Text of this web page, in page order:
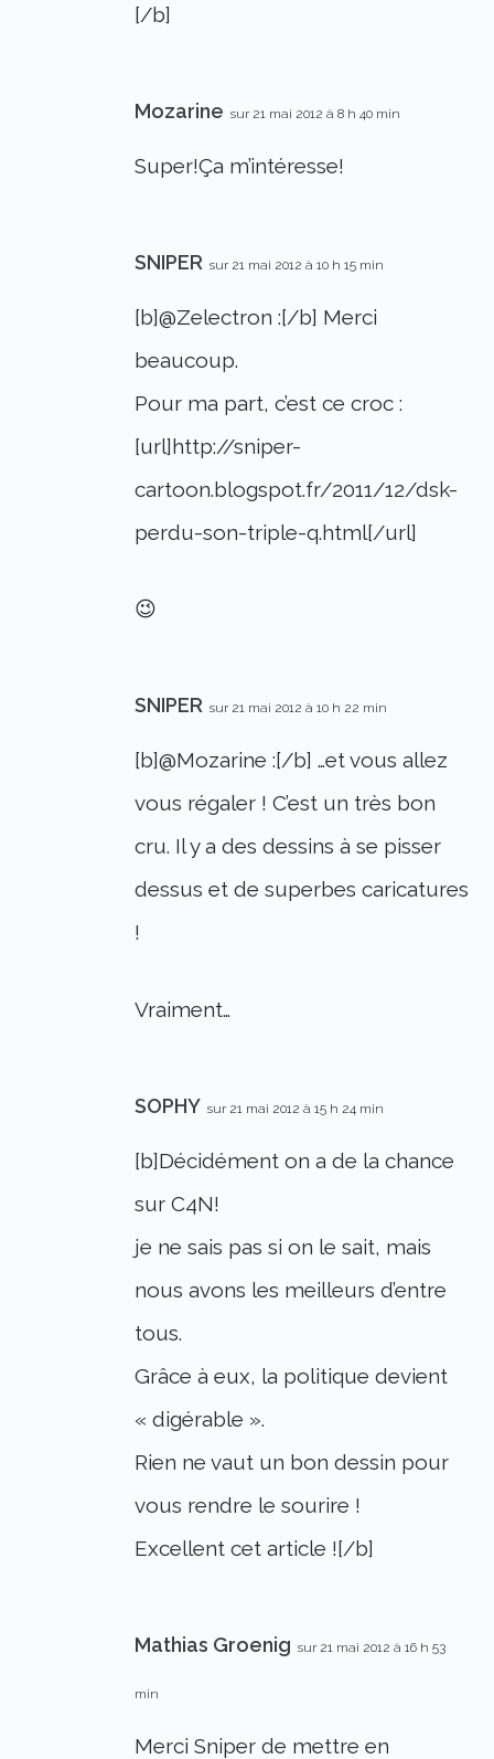
[/b]
Mozarine sur 21 mai 2012 à 8 h 40 min
Super!Ça m’intéresse!
SNIPER sur 21 mai 2012 à 10 h 15 min
[b]@Zelectron :[/b] Merci
beaucoup.
Pour ma part, c’est ce croc :
[url]http://sniper-
cartoon.blogspot.fr/2011/12/dsk-
perdu-son-triple-q.html[/url]
😉
SNIPER sur 21 mai 2012 à 10 h 22 min
[b]@Mozarine :[/b] …et vous allez
vous régaler ! C’est un très bon
cru. Il y a des dessins à se pisser
dessus et de superbes caricatures
!
Vraiment…
SOPHY sur 21 mai 2012 à 15 h 24 min
[b]Décidément on a de la chance
sur C4N!
je ne sais pas si on le sait, mais
nous avons les meilleurs d’entre
tous.
Grâce à eux, la politique devient
« digérable ».
Rien ne vaut un bon dessin pour
vous rendre le sourire !
Excellent cet article ![/b]
Mathias Groenig sur 21 mai 2012 à 16 h 53
min
Merci Sniper de mettre en